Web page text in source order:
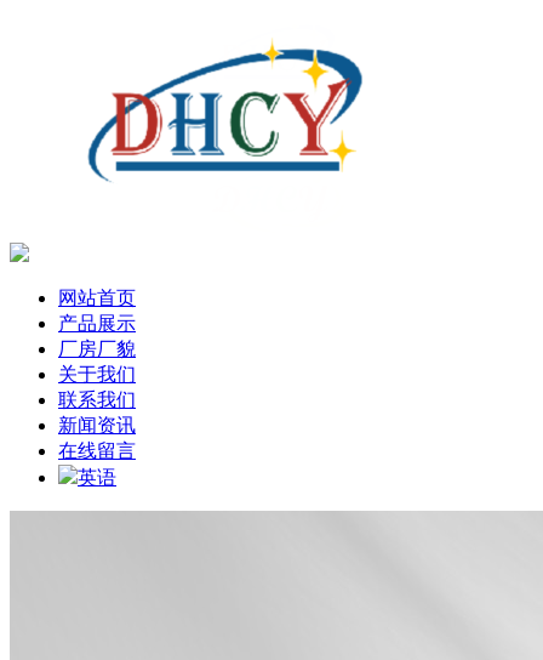
网站首页
产品展示
厂房厂貌
关于我们
联系我们
新闻资讯
在线留言
英语